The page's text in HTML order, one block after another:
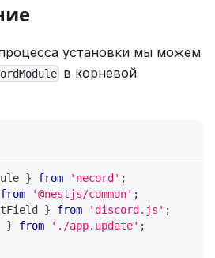
установки мы можем
в корневой
} from 'necord' ;
from '@nestjs/common' ;
} from 'discord.js' ;
} from './app.update' ;